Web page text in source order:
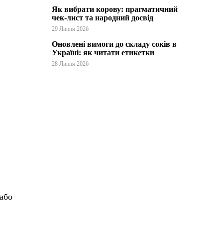
Як вибрати корову: прагматичний
чек-лист та народний досвід
29 Липня 2026
Оновлені вимоги до складу соків в
Україні: як читати етикетки
28 Липня 2026